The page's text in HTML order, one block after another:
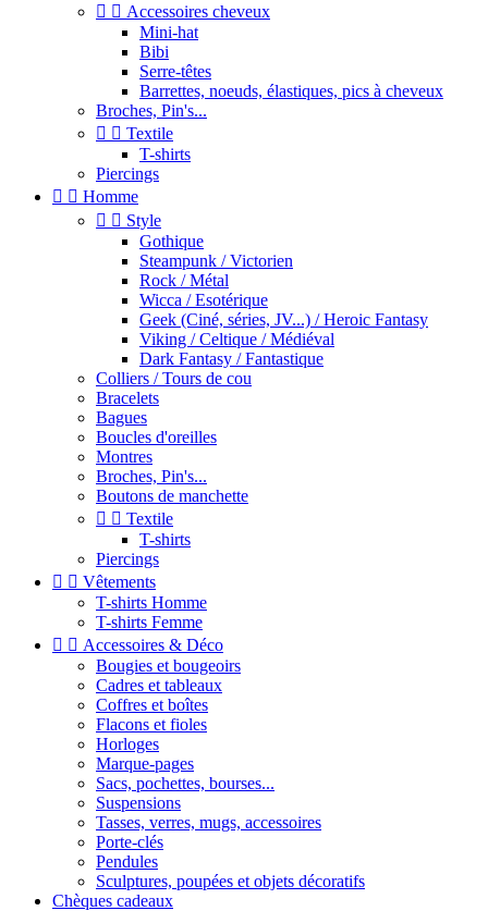
  Accessoires cheveux
Mini-hat
Bibi
Serre-têtes
Barrettes, noeuds, élastiques, pics à cheveux
Broches, Pin's...
  Textile
T-shirts
Piercings
  Homme
  Style
Gothique
Steampunk / Victorien
Rock / Métal
Wicca / Esotérique
Geek (Ciné, séries, JV...) / Heroic Fantasy
Viking / Celtique / Médiéval
Dark Fantasy / Fantastique
Colliers / Tours de cou
Bracelets
Bagues
Boucles d'oreilles
Montres
Broches, Pin's...
Boutons de manchette
  Textile
T-shirts
Piercings
  Vêtements
T-shirts Homme
T-shirts Femme
  Accessoires & Déco
Bougies et bougeoirs
Cadres et tableaux
Coffres et boîtes
Flacons et fioles
Horloges
Marque-pages
Sacs, pochettes, bourses...
Suspensions
Tasses, verres, mugs, accessoires
Porte-clés
Pendules
Sculptures, poupées et objets décoratifs
Chèques cadeaux